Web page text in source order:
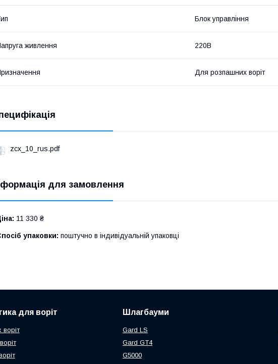
Блок управління
живлення 220В
Для розпашних воріт
zcx_10_rus.pdf
для замовлення
11 330 ₴
упаковки: поштучно в індивідуальній упаковці
для воріт Шлагбауми
Gard LS
Gard GT4
G5000